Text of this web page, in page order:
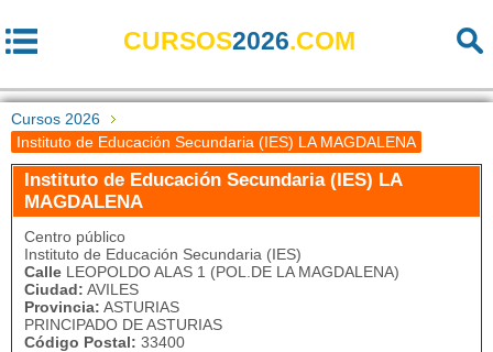
CURSOS2026.COM
Cursos 2026
Instituto de Educación Secundaria (IES) LA MAGDALENA
Instituto de Educación Secundaria (IES) LA
MAGDALENA
Centro público
Instituto de Educación Secundaria (IES)
Calle LEOPOLDO ALAS 1 (POL.DE LA MAGDALENA)
Ciudad: AVILES
Provincia: ASTURIAS
PRINCIPADO DE ASTURIAS
Código Postal: 33400